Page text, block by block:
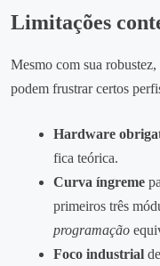
Limitações
Mesmo com sua
podem frustrar certos
Hardware
fica teórica.
Curva íngreme
primeiros três
programação
Foco industrial